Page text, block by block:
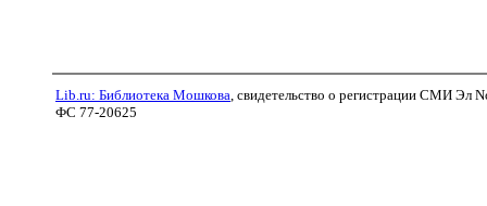
Lib.ru: Библиотека Мошкова, свидетельство о регистрации СМИ Эл
ФС 77-20625